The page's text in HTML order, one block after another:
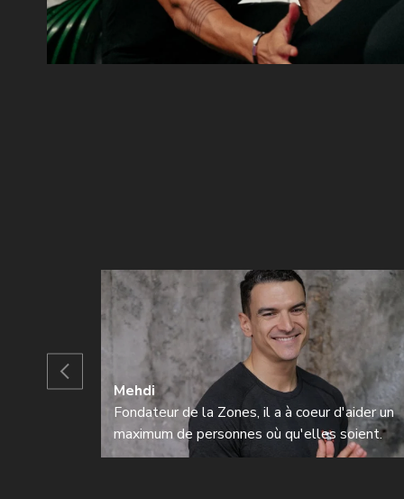
Mehdi
Fondateur de la Zones, il a à coeur d'aider un
maximum de personnes où qu'elles soient.